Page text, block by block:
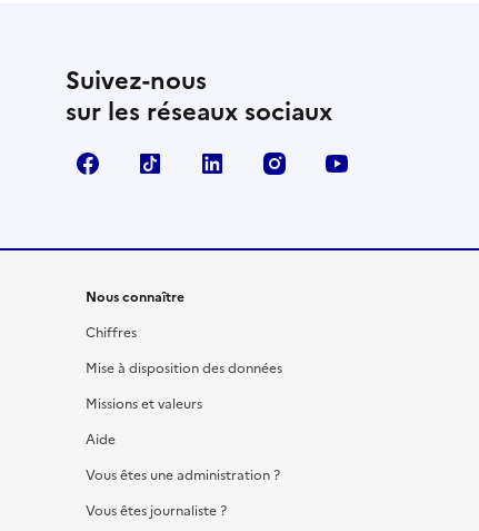
Suivez-nous
sur les réseaux sociaux
FacebookTikTok LinkedIn Instagram
Nous connaître
Chiffres
Mise à disposition des données
Missions et valeurs
Aide
Vous êtes une administration ?
Vous êtes journaliste ?